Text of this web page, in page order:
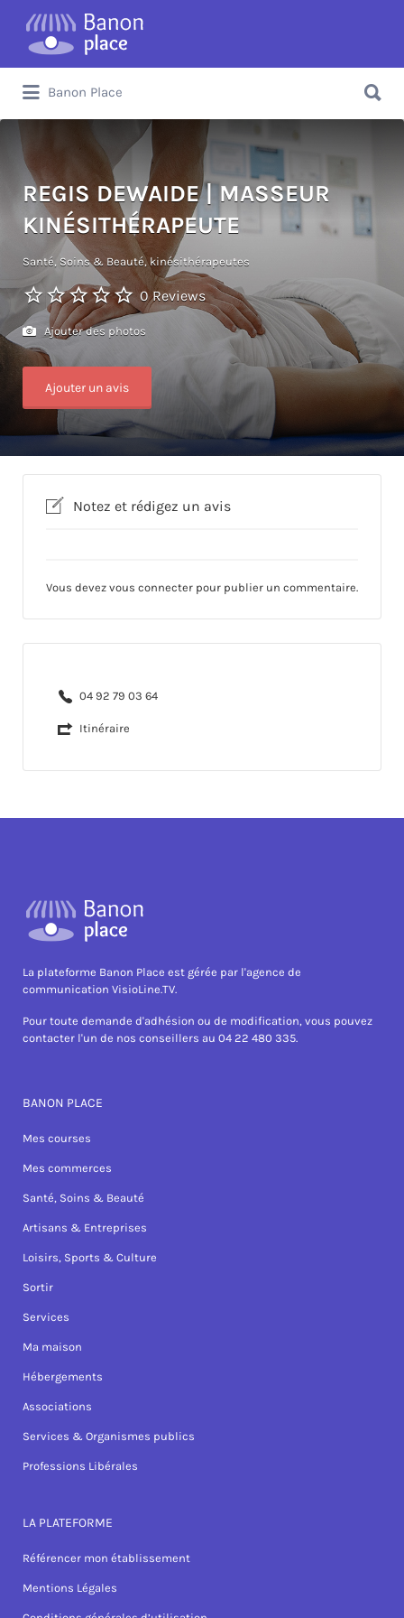
Banon Place
REGIS DEWAIDE | MASSEUR
KINÉSITHÉRAPEUTE
Santé, Soins & Beauté kinésithérapeutes
0 Reviews
Ajouter des photos
Ajouter un avis
Notez et rédigez un avis
Vous devez vous connecter pour publier un commentaire.
04 92 79 03 64
Itinéraire
La plateforme Banon Place est gérée par l'agence de
communication VisioLine.TV.
Pour toute demande d'adhésion ou de modification, vous pouvez
contacter l'un de nos conseillers au 04 22 480 335.
BANON PLACE
Mes courses
Mes commerces
Santé, Soins & Beauté
Artisans & Entreprises
Loisirs, Sports & Culture
Sortir
Services
Ma maison
Hébergements
Associations
Services & Organismes publics
Professions Libérales
LA PLATEFORME
Référencer mon établissement
Mentions Légales